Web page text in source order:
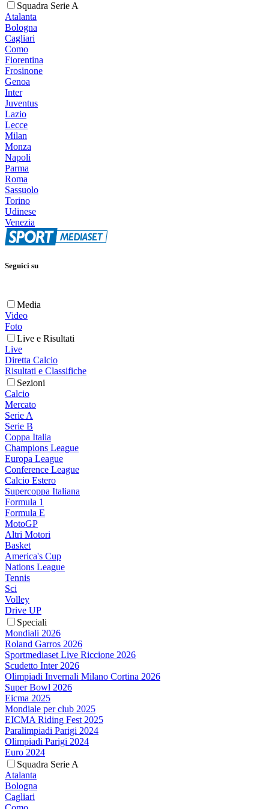
Squadra Serie A
Atalanta
Bologna
Cagliari
Como
Fiorentina
Frosinone
Genoa
Inter
Juventus
Lazio
Lecce
Milan
Monza
Napoli
Parma
Roma
Sassuolo
Torino
Udinese
Venezia
Seguici su
Media
Video
Foto
Live e Risultati
Live
Diretta Calcio
Risultati e Classifiche
Sezioni
Calcio
Mercato
Serie A
Serie B
Coppa Italia
Champions League
Europa League
Conference League
Calcio Estero
Supercoppa Italiana
Formula 1
Formula E
MotoGP
Altri Motori
Basket
America's Cup
Nations League
Tennis
Sci
Volley
Drive UP
Speciali
Mondiali 2026
Roland Garros 2026
Sportmediaset Live Riccione 2026
Scudetto Inter 2026
Olimpiadi Invernali Milano Cortina 2026
Super Bowl 2026
Eicma 2025
Mondiale per club 2025
EICMA Riding Fest 2025
Paralimpiadi Parigi 2024
Olimpiadi Parigi 2024
Euro 2024
Squadra Serie A
Atalanta
Bologna
Cagliari